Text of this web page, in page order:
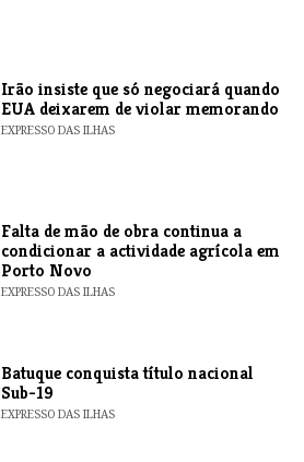
​Irão insiste que só negociará quando
EUA deixarem de violar memorando
EXPRESSO DAS ILHAS
Falta de mão de obra continua a
condicionar a actividade agrícola em
Porto Novo
EXPRESSO DAS ILHAS
​Batuque conquista título nacional
Sub-19
EXPRESSO DAS ILHAS